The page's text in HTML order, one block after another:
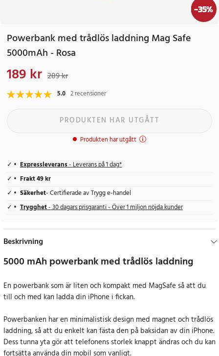
-35%
Powerbank med trådlös laddning Mag Safe
5000mAh - Rosa
Nuvarande pris
189 kr 289 kr
5.0 2 recensioner
PRODUKTEN HAR UTGÅTT
Produkten har utgått
Expressleverans- Leverans på 1 dag*
Frakt 49 kr
Säkerhet- Certifierade av Trygg e-handel
Trygghet- 30 dagars prisgaranti - Över 1 miljon nöjda kunder
Beskrivning
5000 mAh powerbank med trådlös laddning
En powerbank som är liten och kompakt med MagSafe så att du
till och med kan ladda din iPhone i fickan.
Powerbanken har en minimalistisk design med magnet och trådlös
laddning, så att du enkelt kan fästa den på baksidan av din iPhone.
Dess tunna yta gör att telefonens storlek knappt ändras och du kan
fortsätta använda din mobil som vanligt.